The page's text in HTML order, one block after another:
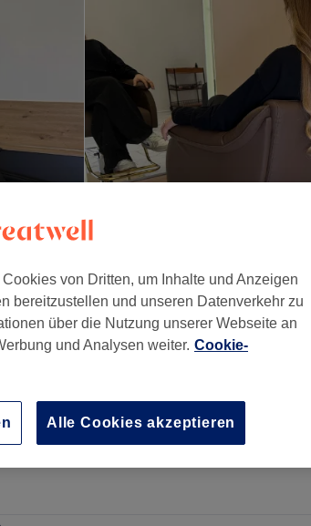
- Haarschnitt
von Dritten, um Inhalte und Anzeigen
bereitzustellen und unseren Datenverkehr zu
über die Nutzung unserer Webseite an
und Analysen weiter. Cookie-
Alle Cookies akzeptieren